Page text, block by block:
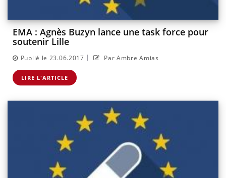
EMA : Agnès Buzyn lance une task force pour
soutenir Lille
Publié le 23.06.2017 | Par Ambre Amias
LIRE L'ARTICLE